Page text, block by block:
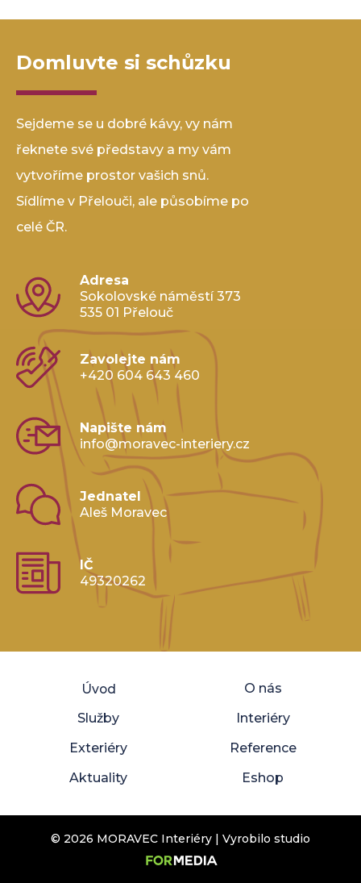
Domluvte si schůzku
Sejdeme se u dobré kávy, vy nám
řeknete své představy a my vám
vytvoříme prostor vašich snů.
Sídlíme v Přelouči, ale působíme po
celé ČR.
Adresa
Sokolovské náměstí 373
535 01 Přelouč
Zavolejte nám
+420 604 643 460
Napište nám
info@moravec-interiery.cz
Jednatel
Aleš Moravec
IČ
49320262
Úvod
O nás
Služby
Interiéry
Exteriéry
Reference
Aktuality
Eshop
© 2026 MORAVEC Interiéry | Vyrobilo studio